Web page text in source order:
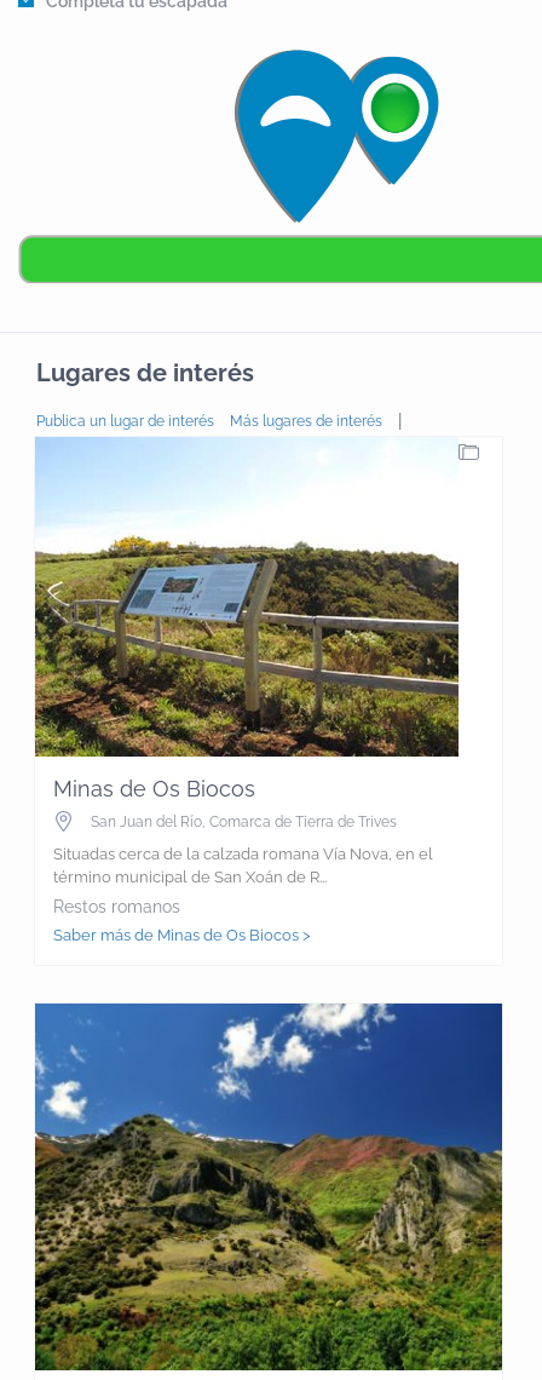
Lugares de interés
Publica un lugar de interés Más lugares de interés
Minas de Os Biocos
San Juan del Río, Comarca de Tierra de Trives
Situadas cerca de la calzada romana Vía Nova, en el
término municipal de San Xoán de R...
Restos romanos
Saber más de Minas de Os Biocos >